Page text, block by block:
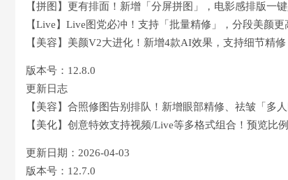
【拼图】更有排面！新增「分屏拼图」，电影感排版一
【Live】Live图党必冲！支持「批量精修」，分段美颜更
【美容】美颜V2大进化！新增4款AI效果，支持细节精修
版本号：12.8.0
更新日志
【美容】合照修图告别排队！新增眼部精修、祛皱「多
【美化】创意特效支持视频/Live等多格式组合！预览比
更新日期：2026-04-03
版本号：12.7.0